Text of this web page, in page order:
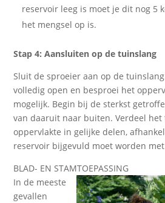
reservoir leeg is moet je dit nog 5
het mengsel op is.
Stap 4: Aansluiten op de tuinslang
Sluit de sproeier aan op de
volledig open en besproei het
mogelijk. Begin bij de sterkst
van daaruit naar buiten. Verdeel het
oppervlakte in gelijke delen,
reservoir bijgevuld moet worden
BLAD- EN STAMTOEPASSING
In de meeste
gevallen